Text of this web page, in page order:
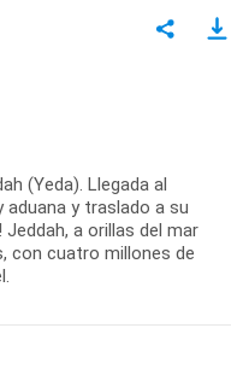
(Yeda). Llegada al
y traslado a su
a orillas del mar
con cuatro millones de